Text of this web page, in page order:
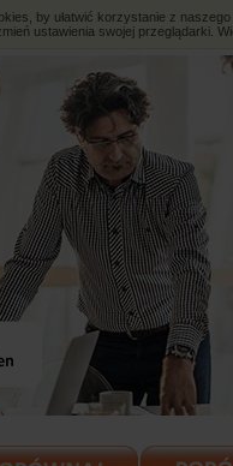
by ułatwić korzystanie z
ustawienia swojej przeglądarki.